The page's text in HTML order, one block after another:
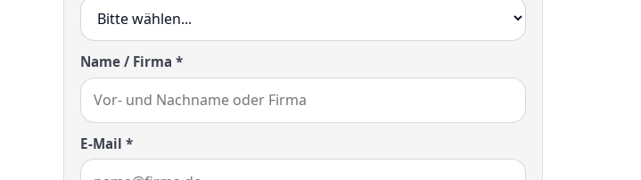
Name / Firma *
E-Mail *